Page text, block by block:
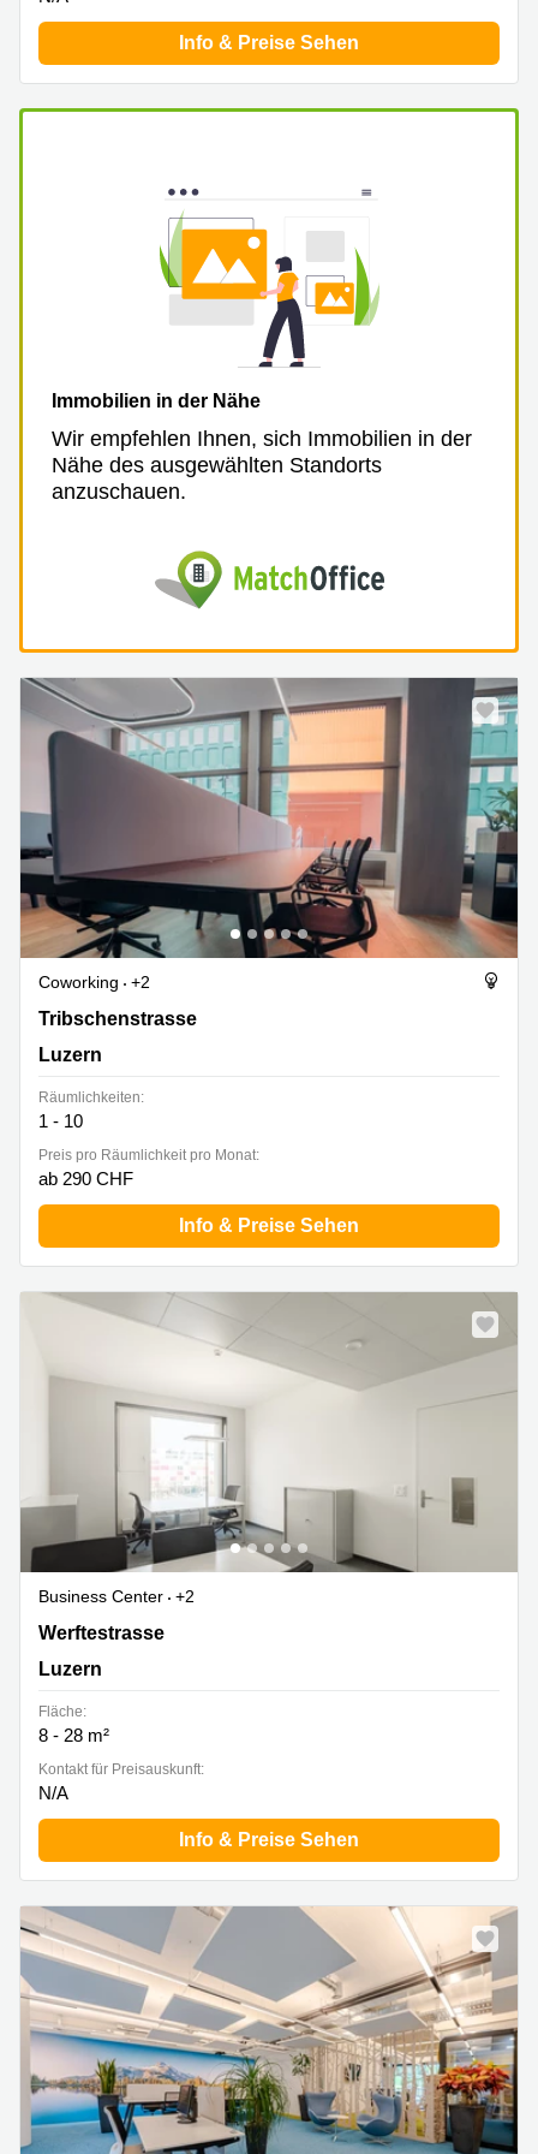
Info & Preise Sehen
Immobilien in der Nähe
Wir empfehlen Ihnen, sich Immobilien in der
Nähe des ausgewählten Standorts
anzuschauen.
Coworking
+2
Tribschenstrasse, 62a, Luzern
Tribschenstrasse
Luzern
Räumlichkeiten:
1 - 10
Preis pro Räumlichkeit pro Monat:
ab 290 CHF
Info & Preise Sehen
Business Center
+2
Werftestrasse 4, Luzern
Werftestrasse
Luzern
Fläche:
8 - 28 m²
Kontakt für Preisauskunft:
N/A
Info & Preise Sehen